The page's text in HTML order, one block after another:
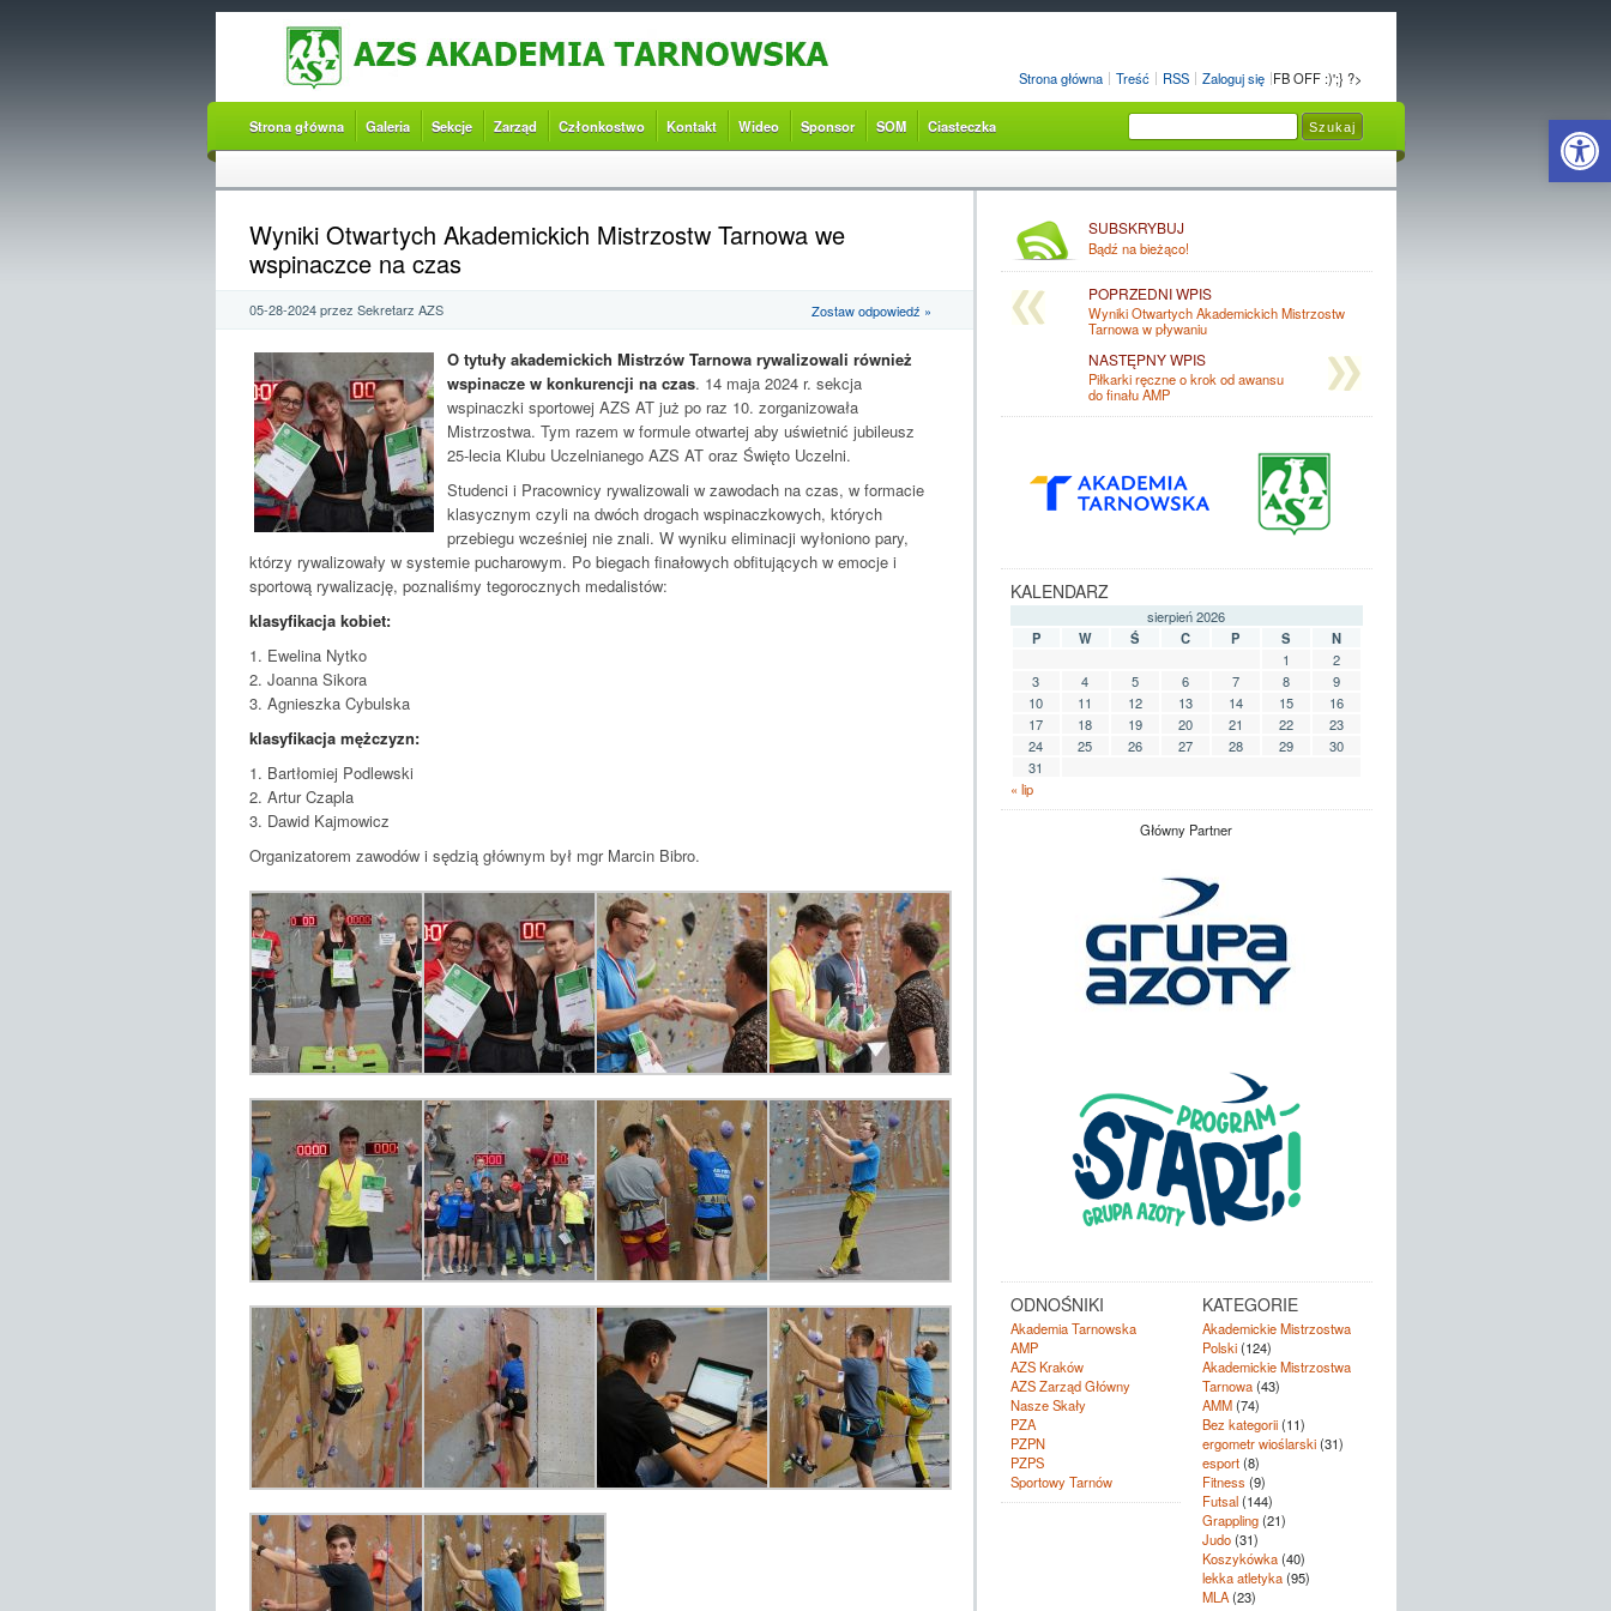
Strona główna Treść RSS Zaloguj się FB OFF :)';} ?>
Strona główna Galeria Sekcje Zarząd Członkostwo Kontakt Wideo Sponsor SOM Ciasteczka
Wyniki Otwartych Akademickich Mistrzostw Tarnowa we
wspinaczce na czas
05-28-2024 przez Sekretarz AZS Zostaw odpowiedź »
O tytuły akademickich Mistrzów Tarnowa rywalizowali również
wspinacze w konkurencji na czas. 14 maja 2024 r. sekcja
wspinaczki sportowej AZS AT już po raz 10. zorganizowała
Mistrzostwa. Tym razem w formule otwartej aby uświetnić jubileusz
25-lecia Klubu Uczelnianego AZS AT oraz Święto Uczelni.
Studenci i Pracownicy rywalizowali w zawodach na czas, w formacie
klasycznym czyli na dwóch drogach wspinaczkowych, których
przebiegu wcześniej nie znali. W wyniku eliminacji wyłoniono pary,
którzy rywalizowały w systemie pucharowym. Po biegach finałowych obfitujących w emocje i
sportową rywalizację, poznaliśmy tegorocznych medalistów:
klasyfikacja kobiet:
1. Ewelina Nytko
2. Joanna Sikora
3. Agnieszka Cybulska
klasyfikacja mężczyzn:
1. Bartłomiej Podlewski
2. Artur Czapla
3. Dawid Kajmowicz
Organizatorem zawodów i sędzią głównym był mgr Marcin Bibro.
SUBSKRYBUJ
Bądź na bieżąco!
POPRZEDNI WPIS
Wyniki Otwartych Akademickich Mistrzostw
Tarnowa w pływaniu
NASTĘPNY WPIS
Piłkarki ręczne o krok od awansu
do finału AMP
KALENDARZ
sierpień 2026
P
W Ś C P S
N
1
2
3
4 5 6 7 8
9
10
11 12 13 14 15
16
17
18 19 20 21 22
23
24
25 26 27 28 29
30
31
« lip
Główny Partner
ODNOŚNIKI
Akademia Tarnowska
AMP
AZS Kraków
AZS Zarząd Główny
Nasze Skały
PZA
PZPN
PZPS
Sportowy Tarnów
KATEGORIE
Akademickie Mistrzostwa
Polski(124)
Akademickie Mistrzostwa
Tarnowa(43)
AMM(74)
Bez kategorii(11)
ergometr wioślarski(31)
esport(8)
Fitness (9)
Futsal(144)
Grappling(21)
Judo(31)
Koszykówka(40)
lekka atletyka(95)
MLA(23)